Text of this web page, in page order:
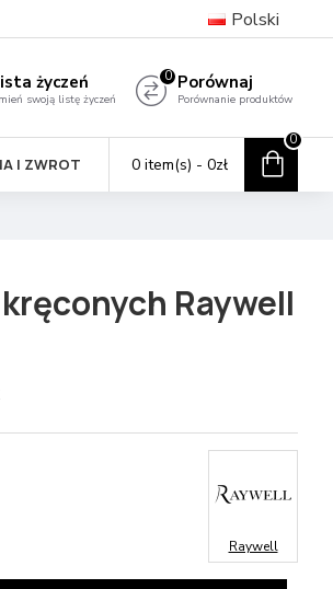
Polski
życzeń
swoją listę życzeń
Porównaj
Porównanie produktów
0
I ZWROT 0 item(s) - 0zł
0
Raywell
Raywell